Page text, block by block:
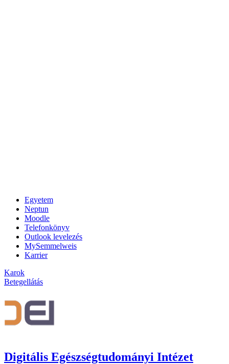
Egyetem
Neptun
Moodle
Telefonkönyv
Outlook levelezés
MySemmelweis
Karrier
Karok
Betegellátás
Digitális Egészségtudományi Intézet